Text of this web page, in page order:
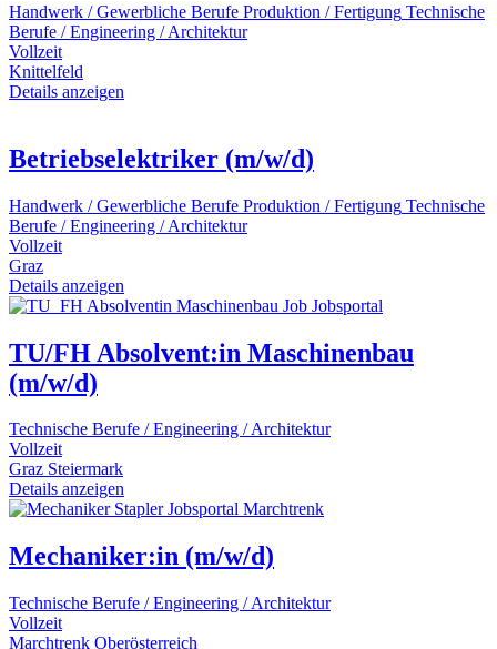
Handwerk / Gewerbliche Berufe Produktion / Fertigung Technische
Berufe / Engineering / Architektur
Vollzeit
Knittelfeld
Details anzeigen
Betriebselektriker (m/w/d)
Handwerk / Gewerbliche Berufe Produktion / Fertigung Technische
Berufe / Engineering / Architektur
Vollzeit
Graz
Details anzeigen
TU/FH Absolvent:in Maschinenbau
(m/w/d)
Technische Berufe / Engineering / Architektur
Vollzeit
Graz Steiermark
Details anzeigen
Mechaniker:in (m/w/d)
Technische Berufe / Engineering / Architektur
Vollzeit
Marchtrenk Oberösterreich